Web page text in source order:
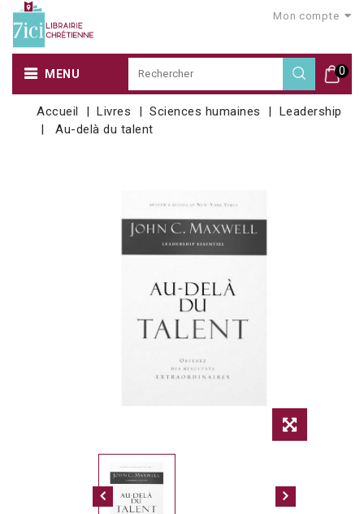
Mon compte
0
MENU
Accueil Livres Sciences humaines
Leadership
Au-delà du talent